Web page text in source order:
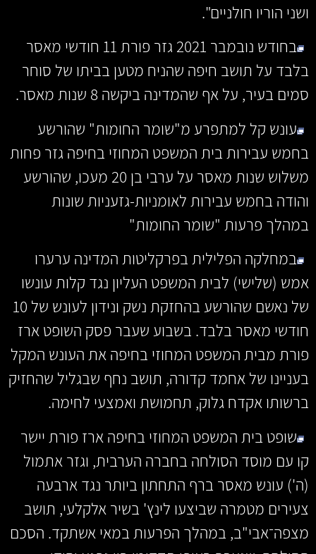
ושני הוריו חולניים".
בחודש נובמבר 2021 גזר פורת 11 חודשי מאסר
בלבד על תושב חיפה שהניח מטען בביתו של סוחר
סמים בעיר, על אף שהמדינה ביקשה 8 שנות מאסר.
עונש קל למתפרע מ"שומר החומות" שהורשע
בחמש עבירות בית המשפט המחוזי בחיפה גזר פחות
משלוש שנות מאסר על ערבי בן 20 מעכו, שהורשע
והודה בחמש עבירות לאומניות-גזעניות שונות
במהלך פרעות "שומר החומות"
במחלקה הפלילית בפרקליטות המדינה ערערו
אמש (שלישי) לבית המשפט העליון נגד קלות עונשו
של נאשם שהורשע בהחזקת נשק ונידון לעונש של 10
חודשי מאסר בלבד. בשבוע שעבר פסק השופט ארז
פורת מבית המשפט המחוזי בחיפה את העונש המקל
בעניינו של אחמד קדורה, תושב נחף שבגליל שהחזיק
ברשותו אקדח גלוק, תחמושת ואמצעי לחימה.
שופט בית המשפט המחוזי בחיפה ארז פורת יישר
קו עם מוסד הסולחה בחברה הערבית, וגזר אתמול
(ה') עונש מאסר ברף התחתון ביותר נגד ארבעה
צעירים מטמרה שביצעו לינץ' בשיר אלקלעי, תושב
מצפה־אבי"ב, במהלך הפרעות במאי אשתקד. הסכם